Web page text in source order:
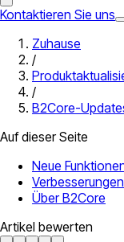
Kontaktieren Sie uns
Zuhause
/
/
B2Core-
Auf dieser Seite
Neue
Verbesserungen
Über B2Core
Artikel bewerten